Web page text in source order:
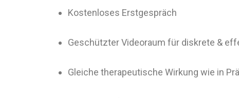
Kostenloses Erstgespräch
Geschützter Videoraum für diskrete &
Gleiche therapeutische Wirkung wie in